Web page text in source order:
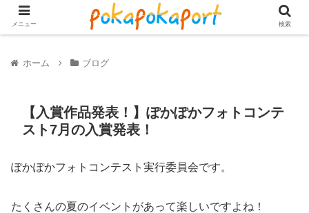
ホーム ブログ
【入賞作品発表！】ぽかぽかフォトコンテ
スト7月の入賞発表！
ぽかぽかフォトコンテスト実行委員会です。
たくさんの夏のイベントがあって楽しいですよね！
メニュー 検索